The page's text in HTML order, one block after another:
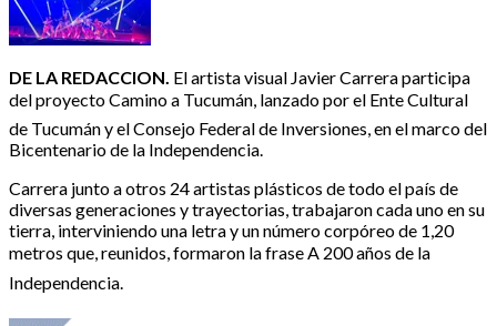
DE LA REDACCION. El artista visual Javier Carrera participa
del proyecto Camino a Tucumán, lanzado por el Ente Cultural
de Tucumán y el Consejo Federal de Inversiones, en el marco del
Bicentenario de la Independencia.
Carrera junto a otros 24 artistas plásticos de todo el país de
diversas generaciones y trayectorias, trabajaron cada uno en su
tierra, interviniendo una letra y un número corpóreo de 1,20
metros que, reunidos, formaron la frase A 200 años de la
Independencia.